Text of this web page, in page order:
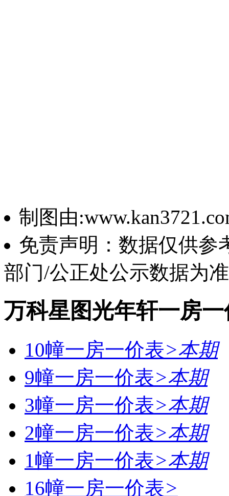
制图由
免责声明：数据仅供参
部门/公正处公示数据为
万科星图光年轩一房一
10幢一房一价表>本期
9幢一房一价表>本期
3幢一房一价表>本期
2幢一房一价表>本期
1幢一房一价表>本期
16幢一房一价表>